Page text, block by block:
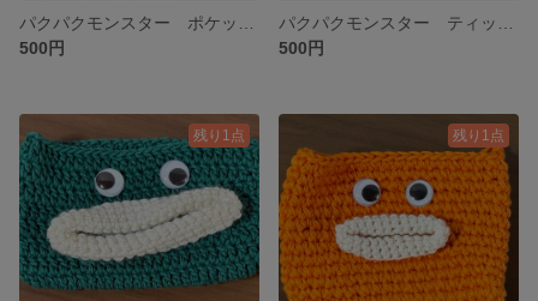
500円
500円
残り1点 残り1点